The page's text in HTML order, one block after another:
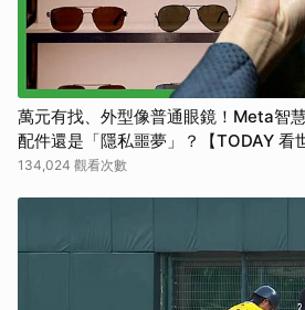
萬元有找、外型像普通眼鏡！Meta智
配件還是「隱私噩夢」？【TODAY 看
134,024 觀看次數